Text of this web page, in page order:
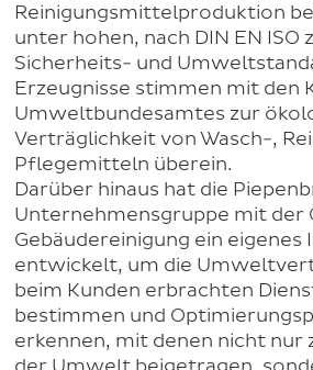
Reinigungsmittelproduktion
unter hohen, nach DIN EN
Sicherheits- und
Erzeugnisse stimmen mit den
Umweltbundesamtes zur
Verträglichkeit von Wasch-,
Pflegemitteln überein.
Darüber hinaus hat die
Unternehmensgruppe mit der
Gebäudereinigung ein
entwickelt, um die
beim Kunden erbrachten
bestimmen und
erkennen, mit denen nicht nur